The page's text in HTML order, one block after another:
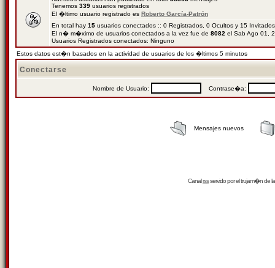
Tenemos 339 usuarios registrados
El �ltimo usuario registrado es Roberto García-Patrón
En total hay 15 usuarios conectados :: 0 Registrados, 0 Ocultos y 15
El n� m�ximo de usuarios conectados a la vez fue de 8082 el Sab Ago 01,
Usuarios Registrados conectados: Ninguno
Estos datos est�n basados en la actividad de usuarios de los �ltimos 5 minutos
Conectarse
Nombre de Usuario: Contrase�a:
Mensajes nuevos
Canalrssservido por eltrujam�nde